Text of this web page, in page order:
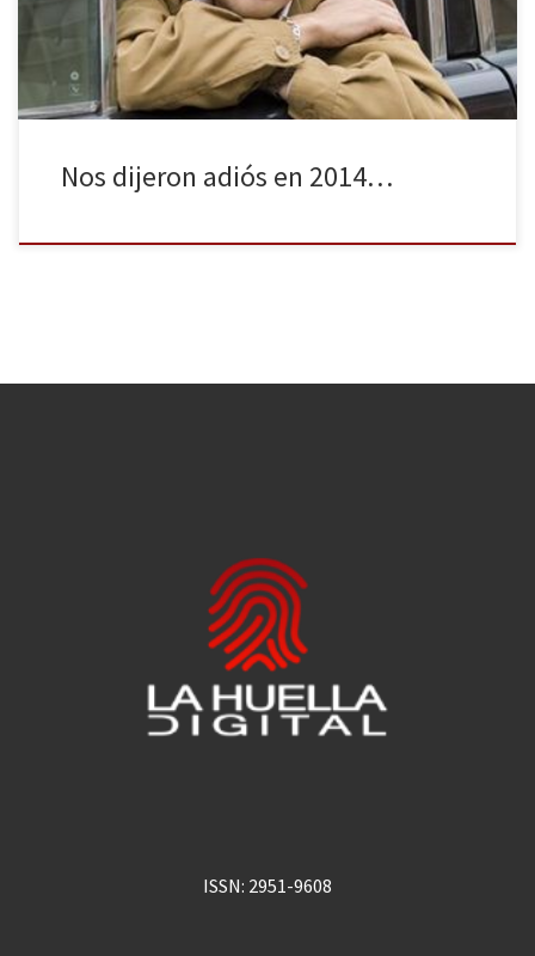
aquellos famosos televisivos que se despidieron […]
Nos dijeron adiós en 2014…
ISSN: 2951-9608